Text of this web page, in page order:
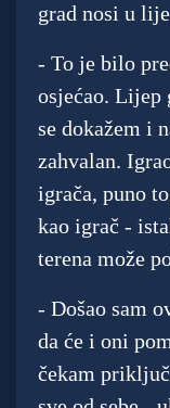
grad nosi u
- To je bilo
osjećao. Lijep
se dokažem i
zahvalan.
igrača, puno
kao igrač -
terena može
- Došao sam
da će i oni
čekam